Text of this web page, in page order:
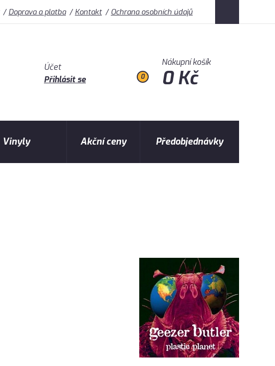
Doprava a platba Kontakt Ochrana osobních údajů
Účet
Přihlásit se
0
Nákupní košík
0 Kč
Vinyly Akční ceny Předobjednávky